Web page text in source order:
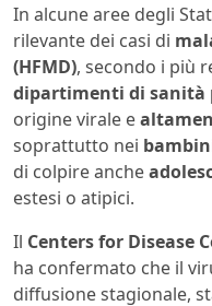
In alcune aree degli
rilevante dei casi di
(HFMD), secondo i più
dipartimenti di sanità
origine virale e
soprattutto nei
di colpire anche
estesi o atipici.
Il Centers for Disease
ha confermato che il
diffusione stagionale,